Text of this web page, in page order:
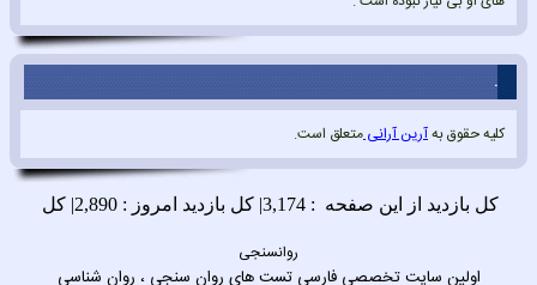
.
کلیه حقوق بهآرین آرانیمتعلق است.
روانسنجی
اولین سایت تخصصی فارسی تست های روان سنجی ، روان شناسی